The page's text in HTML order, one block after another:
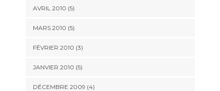
AVRIL 2010 (5)
MARS 2010 (5)
FÉVRIER 2010 (3)
JANVIER 2010 (5)
DÉCEMBRE 2009 (4)